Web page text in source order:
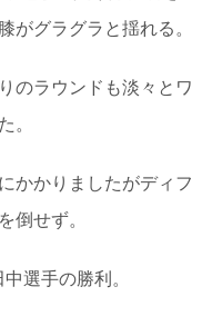
がグラグラと揺れる。
のラウンドも淡々とワ
。
かかりましたがディフ
倒せず。
選手の勝利。